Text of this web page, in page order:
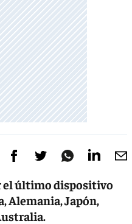
el último dispositivo
Alemania, Japón,